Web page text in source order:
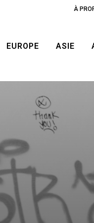
À
EUROPE ASIE